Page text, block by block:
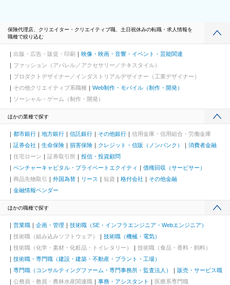
保険代理店、クリエイター・クリエイティブ職、土日祝休みの転職・求人情報を
職種で絞り込む
出版・広告・販促・印刷
映像・映画・音響・イベント・芸能関連
ファッション（アパレル／アクセサリー／テキスタイル）
プロダクトデザイナー／インダストリアルデザイナー（工業デザイナー）
その他クリエイティブ系職種
Web制作・モバイル（制作・開発）
ソーシャル・ゲーム（制作・開発）
ほかの業種で探す
都市銀行 地方銀行 信託銀行 その他銀行
信用金庫・信用組合・労働金庫
証券会社
生命保険 損害保険 クレジット・信販（ノンバンク）
消費者金融
住宅ローン
証券取引所
投信・投資顧問
ベンチャーキャピタル・プライベートエクイティ
債権回収（サービサー）
商品先物取引
外国為替 リース 短資 格付会社
その他金融
金融情報ベンダー
ほかの職種で探す
営業職 企画・管理
技術職（SE・インフラエンジニア・Webエンジニア）
技術職（組み込みソフトウェア）
技術職（機械・電気）
技術職（化学・素材・化粧品・トイレタリー）
技術職（食品・香料・飼料）
技術職・専門職（建設・建築・不動産・プラント・工場）
専門職（コンサルティングファーム・専門事務所・監査法人）
販売・サービス職
公務員・教員・農林水産関連職
事務・アシスタント
医療系専門職